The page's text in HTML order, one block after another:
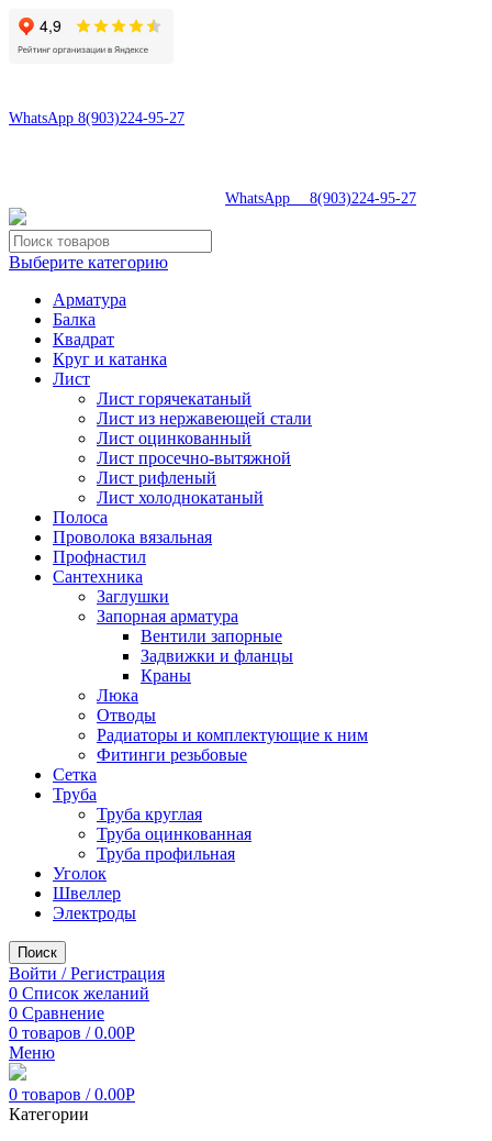
WhatsApp 8(903)224-95-27
WhatsApp 8(903)224-95-27
Выберите категорию
Арматура
Балка
Квадрат
Круг и катанка
Лист
Лист горячекатаный
Лист из нержавеющей стали
Лист оцинкованный
Лист просечно-вытяжной
Лист рифленый
Лист холоднокатаный
Полоса
Проволока вязальная
Профнастил
Сантехника
Заглушки
Запорная арматура
Вентили запорные
Задвижки и фланцы
Краны
Люка
Отводы
Радиаторы и комплектующие к ним
Фитинги резьбовые
Сетка
Труба
Труба круглая
Труба оцинкованная
Труба профильная
Уголок
Швеллер
Электроды
Поиск
Войти / Регистрация
0 Список желаний
0 Сравнение
0 товаров / 0.00Р
Меню
0 товаров / 0.00Р
Категории